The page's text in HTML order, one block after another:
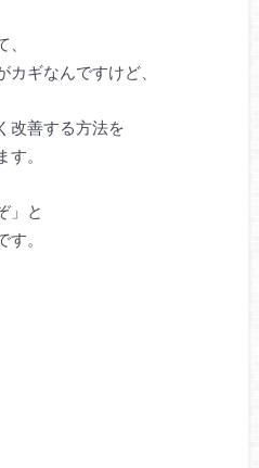
ギなんですけど、
改善する方法を
。
」と
。